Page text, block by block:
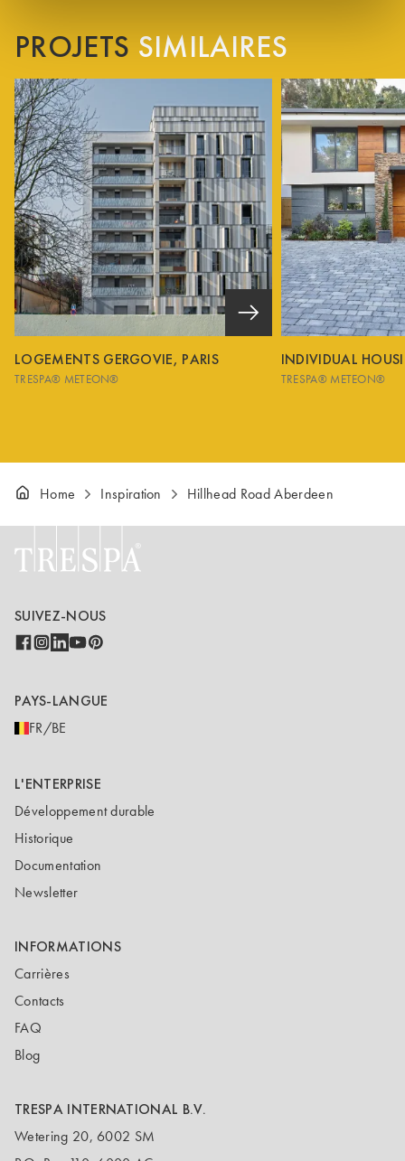
PROJETS SIMILAIRES
LOGEMENTS GERGOVIE, PARIS
TRESPA® METEON®
INDIVIDUAL
TRESPA® METEON®
Home Inspiration Hillhead Road Aberdeen
SUIVEZ-NOUS
PAYS-LANGUE
FR/BE
L'ENTERPRISE
Développement durable
Historique
Documentation
Newsletter
INFORMATIONS
Carrières
Contacts
FAQ
Blog
TRESPA INTERNATIONAL B.V.
Wetering 20, 6002 SM